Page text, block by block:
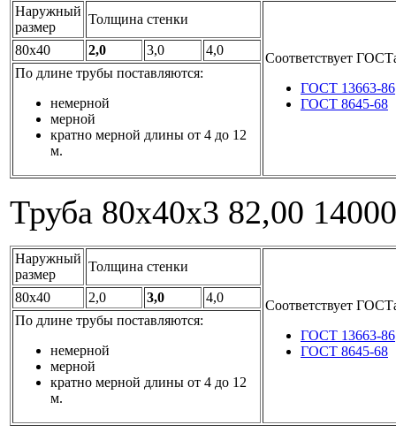
Наружный
размер
Толщина стенки
Соответствует
ГОСТ 13663-86
ГОСТ 8645-68
80x40 2,0 3,0
4,0
По длине трубы поставляются:
немерной
мерной
кратно мерной длины от 4 до 12
м.
Труба 80x40x3 82,00 14000
Наружный
размер
Толщина стенки
Соответствует
ГОСТ 13663-86
ГОСТ 8645-68
80x40 2,0 3,0
4,0
По длине трубы поставляются:
немерной
мерной
кратно мерной длины от 4 до 12
м.